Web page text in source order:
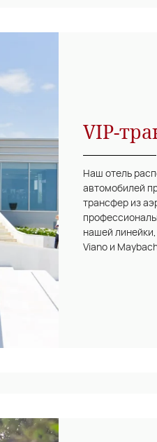
VIP-
Наш отель
автомобилей
трансфер из
нашей
Viano и